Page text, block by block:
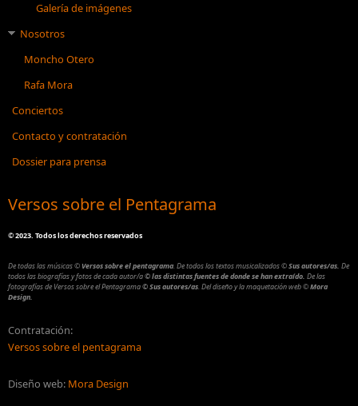
Galería de imágenes
Nosotros
Moncho Otero
Rafa Mora
Conciertos
Contacto y contratación
Dossier para prensa
Versos sobre el Pentagrama
©2023. Todos los derechos reservados
De todas las músicas© Versos sobre el pentagrama. De todos los textos musicalizados©Sus autores/as. De
todos las biografías y fotos de cada autor/a© las distintas fuentes de donde se han extraído. De las
fotografías de Versos sobre el Pentagrama© Sus autores/as. Del diseño y la maquetación web©Mora
Design.
Contratación:
Versos sobre el pentagrama
Diseño web: Mora Design